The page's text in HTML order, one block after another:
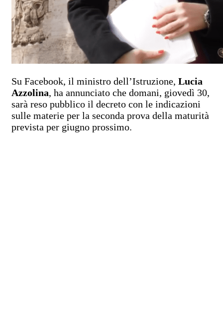
Su Facebook, il ministro dell’Istruzione, Lucia
Azzolina, ha annunciato che domani, giovedì 30,
sarà reso pubblico il decreto con le indicazioni
sulle materie per la seconda prova della maturità
prevista per giugno prossimo.